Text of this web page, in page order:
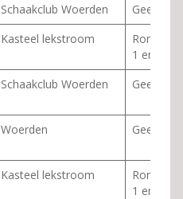
Schaakclub Woerden
Geen
Kasteel lekstroom
Ronde
1 en 2
Schaakclub Woerden Geen
Woerden Geen
Kasteel lekstroom
Ronde
1 en 2